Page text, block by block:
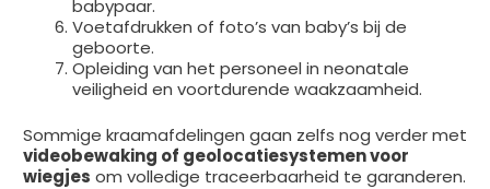
babypaar.
Voetafdrukken of foto’s van baby’s bij de
geboorte.
Opleiding van het personeel in neonatale
veiligheid en voortdurende waakzaamheid.
Sommige kraamafdelingen gaan zelfs nog verder met
videobewaking of geolocatiesystemen voor
wiegjes om volledige traceerbaarheid te garanderen.